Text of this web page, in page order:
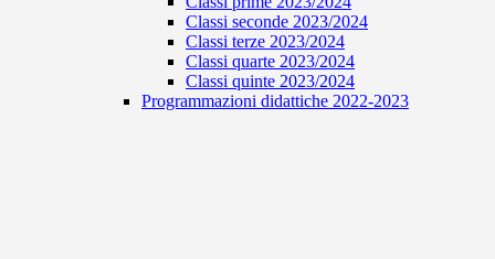
Classi seconde 2023/2024
Classi terze 2023/2024
Classi quarte 2023/2024
Classi quinte 2023/2024
Programmazioni didattiche 2022-2023